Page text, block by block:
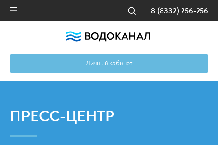
8 (8332) 256-256
Личный кабинет
ПРЕСС-ЦЕНТР